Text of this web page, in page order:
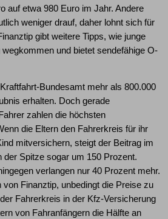
auf etwa 980 Euro im Jahr. Andere
weniger drauf, daher lohnt sich für
gibt weitere Tipps, wie junge
und bietet sendefähige O-
Bundesamt mehr als 800.000
erhalten. Doch gerade
zahlen die höchsten
die Eltern den Fahrerkreis für ihr
mitversichern, steigt der Beitrag im
der Spitze sogar um 150 Prozent.
verlangen nur 40 Prozent mehr.
von Finanztip, unbedingt die Preise zu
Fahrerkreis in der Kfz-Versicherung
von Fahranfängern die Hälfte an